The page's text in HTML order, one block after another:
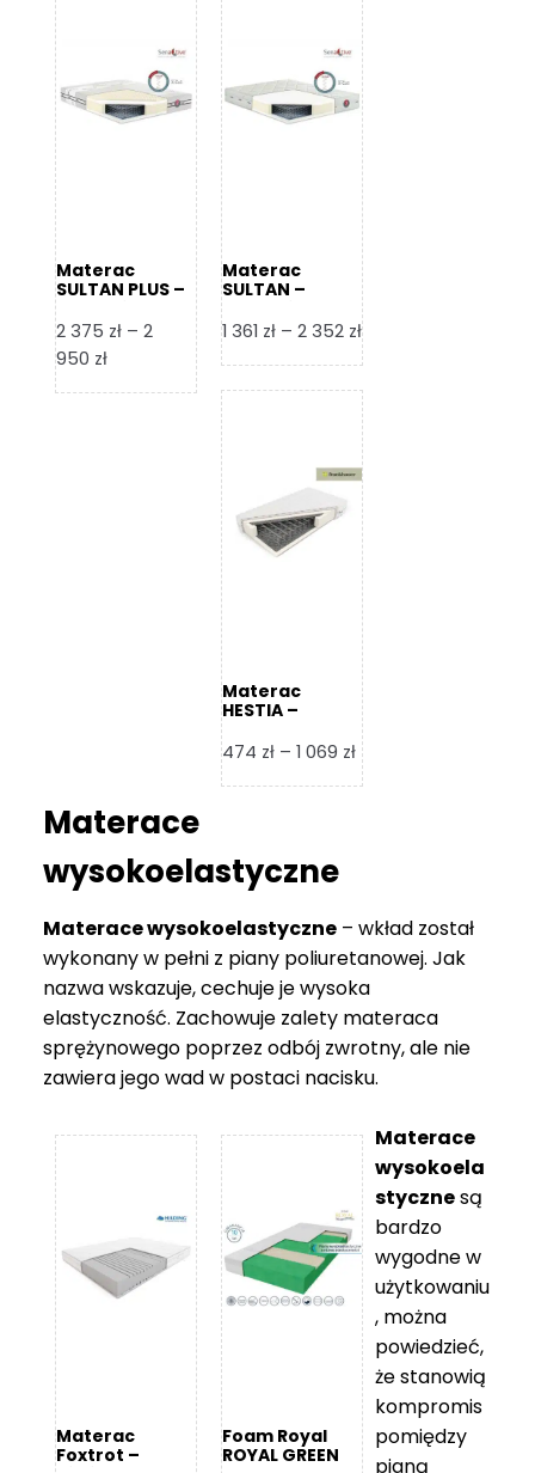
Materac
SULTAN PLUS –
2 375 zł – 2
950 złZakres
Materac
SULTAN –
1 361 zł – 2 352 złZakres
cen:
od
1
361 zł
do
2
352 zł
Materac
HESTIA –
474 zł – 1 069 złZakres
cen:
069 zł
Materace
wysokoelastyczne
Materace wysokoelastyczne – wkład został
wykonany w pełni z piany poliuretanowej. Jak
nazwa wskazuje, cechuje je wysoka
elastyczność. Zachowuje zalety materaca
sprężynowego poprzez odbój zwrotny, ale nie
zawiera jego wad w postaci nacisku.
Materac
Foxtrot –
Foam Royal
ROYAL GREEN
Materace
wysokoela
stycznesą
bardzo
wygodne w
użytkowaniu
, można
powiedzieć,
że stanowią
kompromis
pomiędzy
pianą